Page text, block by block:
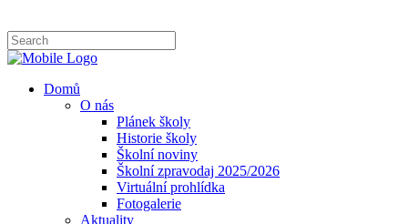
Domů
O nás
Plánek školy
Historie školy
Školní noviny
Školní zpravodaj 2025/2026
Virtuální prohlídka
Fotogalerie
Aktuality